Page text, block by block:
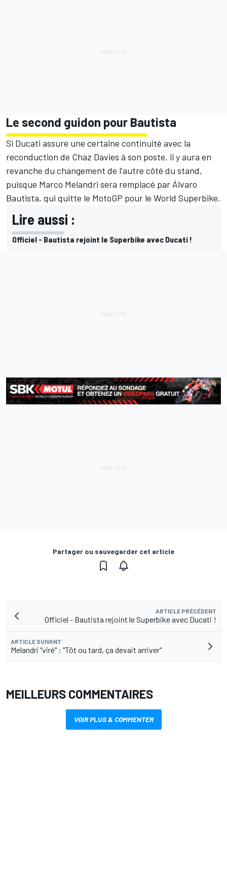
Le second guidon pour Bautista
Si Ducati assure une certaine continuité avec la
reconduction de Chaz Davies à son poste, il y aura en
revanche du changement de l'autre côté du stand,
puisque Marco Melandri sera remplacé par Álvaro
Bautista, qui quitte le MotoGP pour le World Superbike.
Lire aussi :
Officiel - Bautista rejoint le Superbike avec Ducati !
Partager ou sauvegarder cet article
ARTICLE PRÉCÉDENT
Officiel - Bautista rejoint le Superbike avec Ducati !
ARTICLE SUIVANT
Melandri "viré" : "Tôt ou tard, ça devait arriver"
MEILLEURS COMMENTAIRES
VOIR PLUS & COMMENTER